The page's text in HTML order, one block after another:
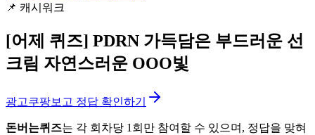
📌 캐시워크
[어제 퀴즈] PDRN 가득담은 부드러운 선
크림 자연스러운 OOO빛
광고쿠팡보고 정답 확인하기
돈버는퀴즈는 각 회차당 1회만 참여할 수 있으며, 정답을 맞혀